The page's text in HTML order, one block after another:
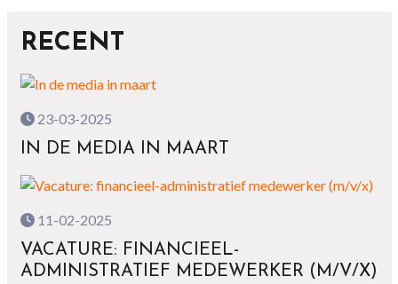
RECENT
23-03-2025
IN DE MEDIA IN MAART
11-02-2025
VACATURE: FINANCIEEL-
ADMINISTRATIEF MEDEWERKER (M/V/X)